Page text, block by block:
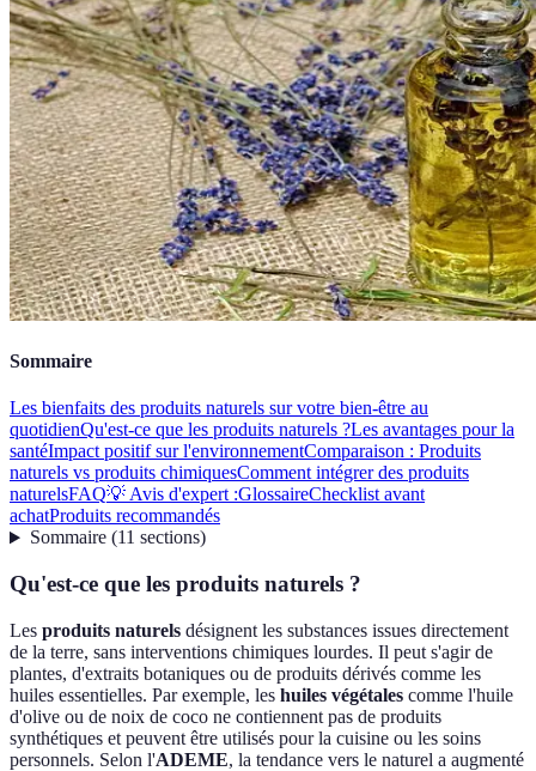
Sommaire
Les bienfaits des produits naturels sur votre bien-être au
quotidienQu'est-ce que les produits naturels ?Les avantages pour la
santéImpact positif sur l'environnementComparaison : Produits
naturels vs produits chimiquesComment intégrer des produits
naturelsFAQ💡 Avis d'expert :GlossaireChecklist avant
achatProduits recommandés
Sommaire(11 sections)
Qu'est-ce que les produits naturels ?
Les produits naturels désignent les substances issues directement
de la terre, sans interventions chimiques lourdes. Il peut s'agir de
plantes, d'extraits botaniques ou de produits dérivés comme les
huiles essentielles. Par exemple, les huiles végétales comme l'huile
d'olive ou de noix de coco ne contiennent pas de produits
synthétiques et peuvent être utilisés pour la cuisine ou les soins
personnels. Selon l'ADEME, la tendance vers le naturel a augmenté